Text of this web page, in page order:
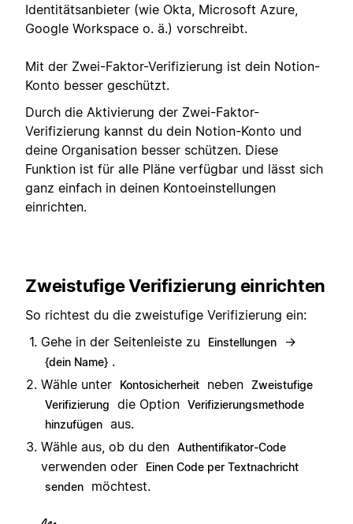
Identitätsanbieter (wie Okta, Microsoft Azure,
Google Workspace o. ä.) vorschreibt.
Mit der Zwei-Faktor-Verifizierung ist dein Notion-
Konto besser geschützt.
Durch die Aktivierung der Zwei-Faktor-
Verifizierung kannst du dein Notion-Konto und
deine Organisation besser schützen. Diese
Funktion ist für alle Pläne verfügbar und lässt sich
ganz einfach in deinen Kontoeinstellungen
einrichten.
Zweistufige Verifizierung einrichten
So richtest du die zweistufige Verifizierung ein:
Gehe in der Seitenleiste zu
Einstellungen →
{dein Name} .
Wähle unter
Kontosicherheit neben Zweistufige
Verifizierung
die Option Verifizierungsmethode
hinzufügen aus.
Wähle aus, ob du den Authentifikator-Code
verwenden oder
Einen Code per Textnachricht
senden
möchtest.